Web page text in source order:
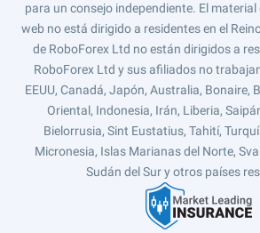
para un consejo independiente. El
web no está dirigido a residentes en el
de RoboForex Ltd no están dirigidos a
RoboForex Ltd y sus afiliados no
EEUU, Canadá, Japón, Australia, Bonaire,
Oriental, Indonesia, Irán, Liberia,
Bielorrusia, Sint Eustatius, Tahití,
Micronesia, Islas Marianas del Norte,
Sudán del Sur y otros países